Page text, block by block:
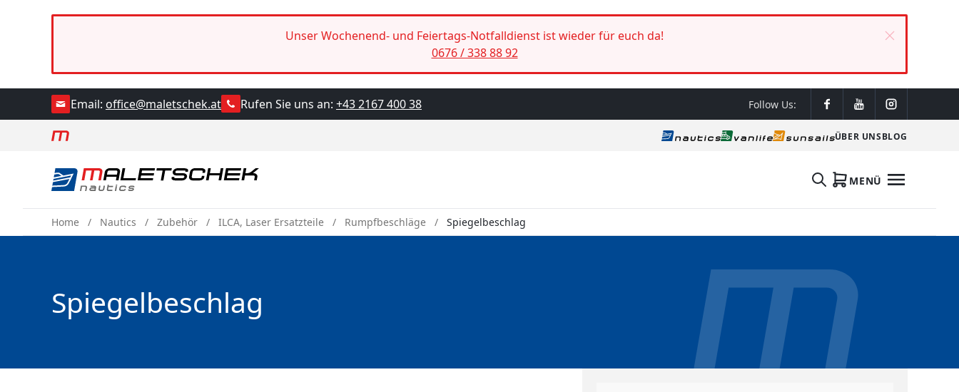
Unser Wochenend- und Feiertags-Notfalldienst ist wieder für euch da!
0676 / 338 88 92
Email: office@maletschek.at Rufen Sie uns an: +43 2167 400 38 Follow Us:
ÜBER UNSBLOG
MENÜ
Home Nautics Zubehör ILCA, Laser Ersatzteile Rumpfbeschläge Spiegelbeschlag
Spiegelbeschlag